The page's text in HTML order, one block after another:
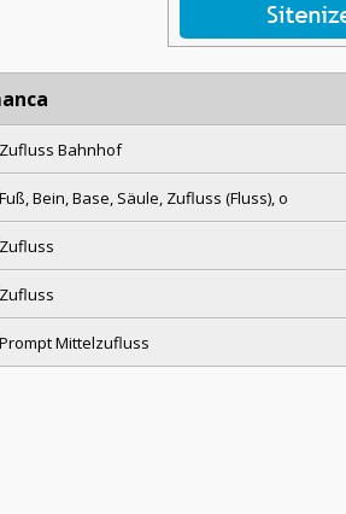
Zufluss Bahnhof
Fuß, Bein, Base, Säule, Zufluss (Fluss), o
Zufluss
Zufluss
Prompt Mittelzufluss